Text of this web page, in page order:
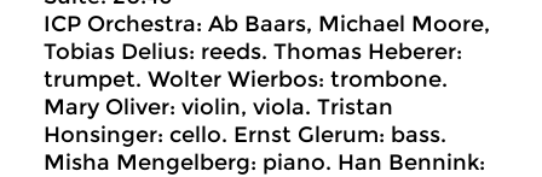
ICP Orchestra: Ab Baars, Michael Moore,
Tobias Delius: reeds. Thomas Heberer:
trumpet. Wolter Wierbos: trombone.
Mary Oliver: violin, viola. Tristan
Honsinger: cello. Ernst Glerum: bass.
Misha Mengelberg: piano. Han Bennink: